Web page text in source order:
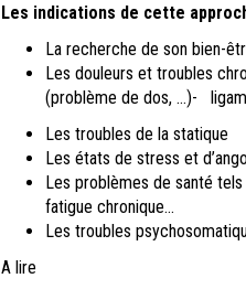
Les indications de cette
La recherche de son bien-
Les douleurs et troubles
(problème de dos, …)-
Les troubles de la statique
Les états de stress et
Les problèmes de santé
fatigue chronique...
Les troubles
A lire